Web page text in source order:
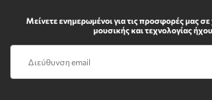
Μείνετε ενημερωμένοι για τις προσφορές μας σε
μουσικής και τεχνολογίας ήχου.